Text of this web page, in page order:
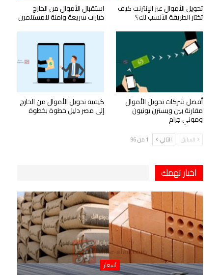
تحويل الأموال عبر الإنترنت كيف
تختار الطريقة الأنسب لك؟
استقبال الأموال من الخارج
خيارات سريعة وآمنة للمستلمين
أفضل شركات تحويل الأموال
مقارنة بين ويسترن يونيون
وموني جرام
كيفية تحويل الأموال من الخارج
إلى مصر دليل خطوة بخطوة
السابق التالي 1 من 96
اخبار تهمك
أسعار